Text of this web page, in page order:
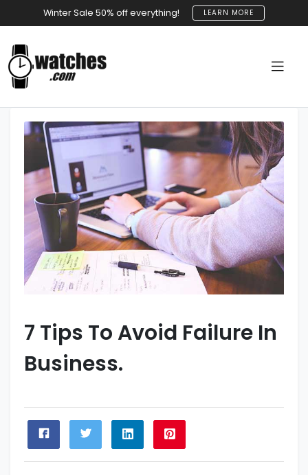
Winter Sale 50% off everything! LEARN MORE
7 Tips To Avoid Failure In
Business.